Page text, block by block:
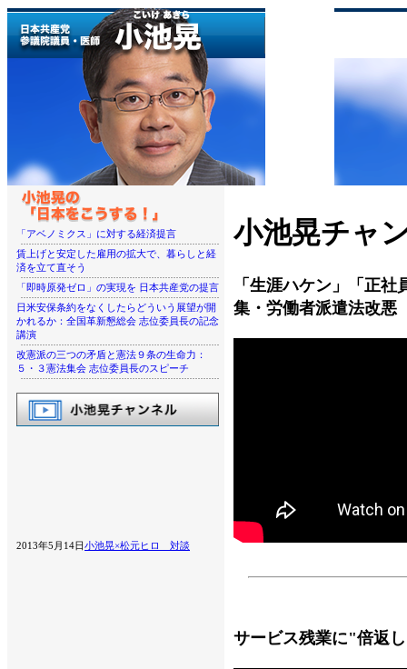
「アベノミクス」に対する経済提言
賃上げと安定した雇用の拡大で、暮らしと経
済を立て直そう
「即時原発ゼロ」の実現を 日本共産党の提言
日米安保条約をなくしたらどういう展望が開
かれるか：全国革新懇総会 志位委員長の記念
講演
改憲派の三つの矛盾と憲法９条の生命力：
５・３憲法集会 志位委員長のスピーチ
2013年5月14日小池晃×松元ヒロ 対談
小池晃チャ
「生涯ハケン」「正
集・労働者派遣法改悪
サービス残業に"倍返